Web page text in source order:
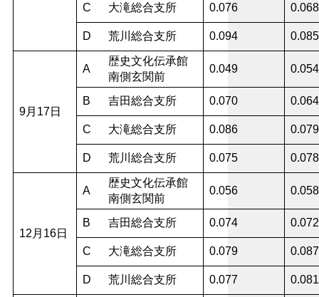
C 大滝総合支所 0.076 0.068
D 荒川総合支所 0.094 0.085
9月17日
A
歴史文化伝承館
南側玄関前
0.049 0.054
B 吉田総合支所 0.070 0.064
C 大滝総合支所 0.086 0.079
D 荒川総合支所 0.075 0.078
12月16日
A
歴史文化伝承館
南側玄関前
0.056 0.058
B 吉田総合支所 0.074 0.072
C 大滝総合支所 0.079 0.087
D 荒川総合支所 0.077 0.081